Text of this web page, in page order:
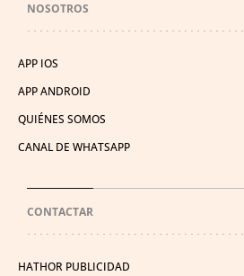
NOSOTROS
APP IOS
APP ANDROID
QUIÉNES SOMOS
CANAL DE WHATSAPP
CONTACTAR
HATHOR PUBLICIDAD